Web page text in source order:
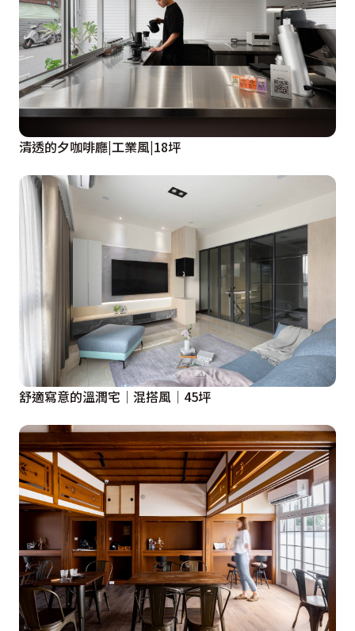
清透的夕咖啡廳|工業風|18坪
舒適寫意的溫潤宅│混搭風│45坪